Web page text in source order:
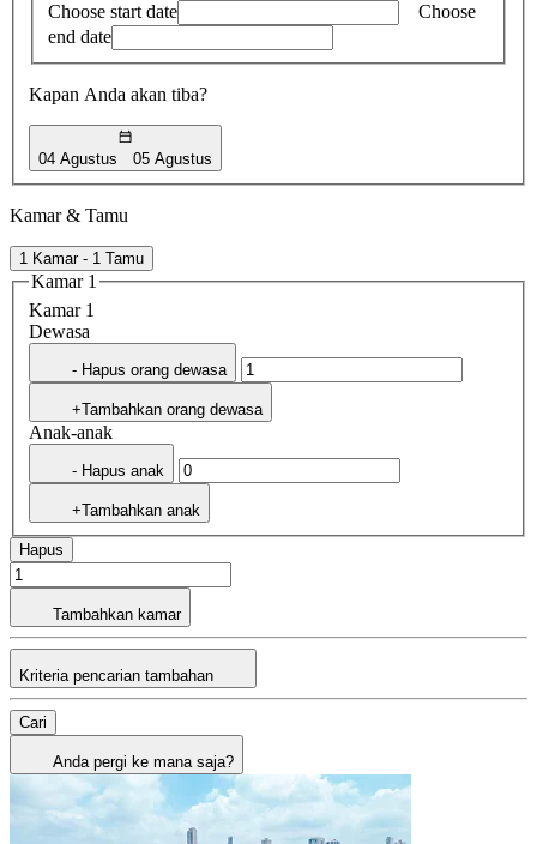
Choose start date
Choose
end date
Kapan Anda akan tiba?
04 Agustus 05 Agustus
Kamar & Tamu
1 Kamar - 1 Tamu
Kamar 1
Kamar 1
Dewasa
- Hapus orang dewasa
+Tambahkan orang dewasa
Anak-anak
- Hapus anak
+Tambahkan anak
Hapus
Tambahkan kamar
Kriteria pencarian tambahan
Cari
Anda pergi ke mana saja?